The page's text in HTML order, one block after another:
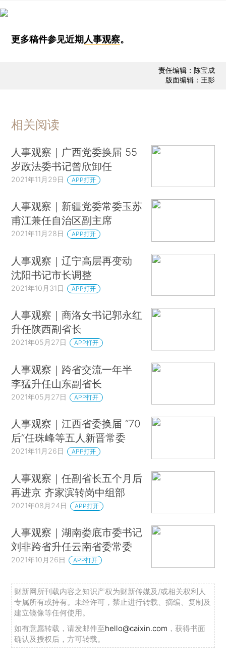
更多稿件参见近期 人事观察。
责任编辑：陈宝成
版面编辑：王影
相关阅读
人事观察｜广西党委换届 55
岁政法委书记曾欣卸任
2021年11月29日 APP打开
人事观察｜新疆党委常委玉苏
甫江兼任自治区副主席
2021年11月28日 APP打开
人事观察｜辽宁高层再变动
沈阳书记市长调整
2021年10月31日 APP打开
人事观察｜商洛女书记郭永红
升任陕西副省长
2021年05月27日 APP打开
人事观察｜跨省交流一年半
李猛升任山东副省长
2021年05月27日 APP打开
人事观察｜江西省委换届 “70
后”任珠峰等五人新晋常委
2021年11月26日 APP打开
人事观察｜任副省长五个月后
再进京 齐家滨转岗中组部
2021年08月24日 APP打开
人事观察｜湖南娄底市委书记
刘非跨省升任云南省委常委
2021年10月26日 APP打开
财新网所刊载内容之知识产权为财新传媒及/或相关权利人
专属所有或持有。未经许可，禁止进行转载、摘编、复制及
建立镜像等任何使用。
如有意愿转载，请发邮件至hello@caixin.com ，获得书面
确认及授权后，方可转载。